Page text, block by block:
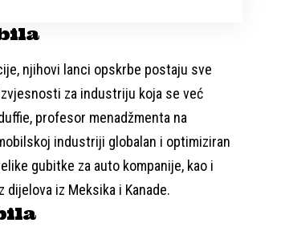
njihovi lanci opskrbe postaju sve
za industriju koja se već
profesor menadžmenta na
industriji globalan i optimiziran
gubitke za auto kompanije, kao i
iz Meksika i Kanade.